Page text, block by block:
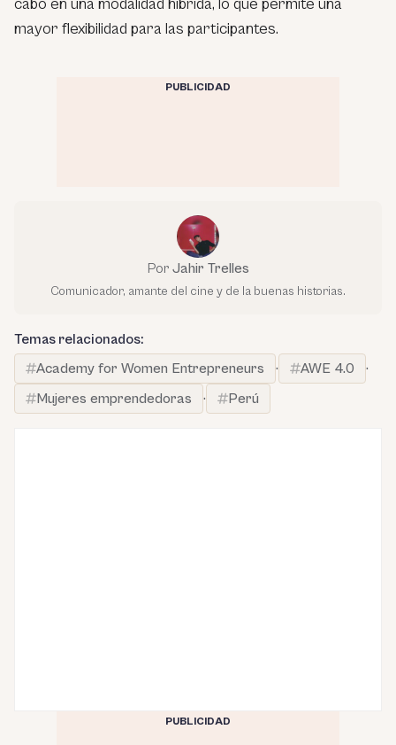
cabo en una modalidad híbrida, lo que permite una
mayor flexibilidad para las participantes.
PUBLICIDAD
Por Jahir Trelles
Comunicador, amante del cine y de la buenas historias.
Temas relacionados:
Academy for Women Entrepreneurs
· AWE 4.0
·
Mujeres emprendedoras
· Perú
PUBLICIDAD